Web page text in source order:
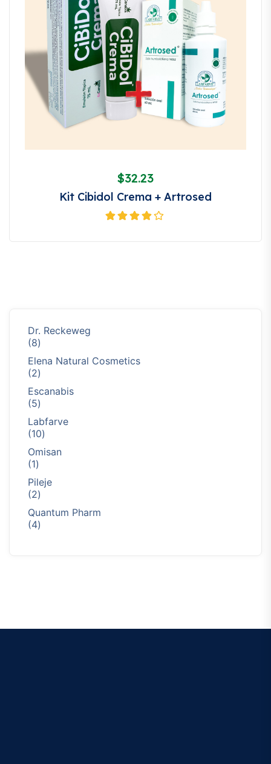
Dr. Reckeweg
88
productos
Elena Natural Cosmetics
22
productos
Escanabis
55
productos
Labfarve
1010
productos
Omisan
11
producto
Pileje
22
productos
Quantum Pharm
44
$32.23
Kit Cibidol Crema + Artrosed